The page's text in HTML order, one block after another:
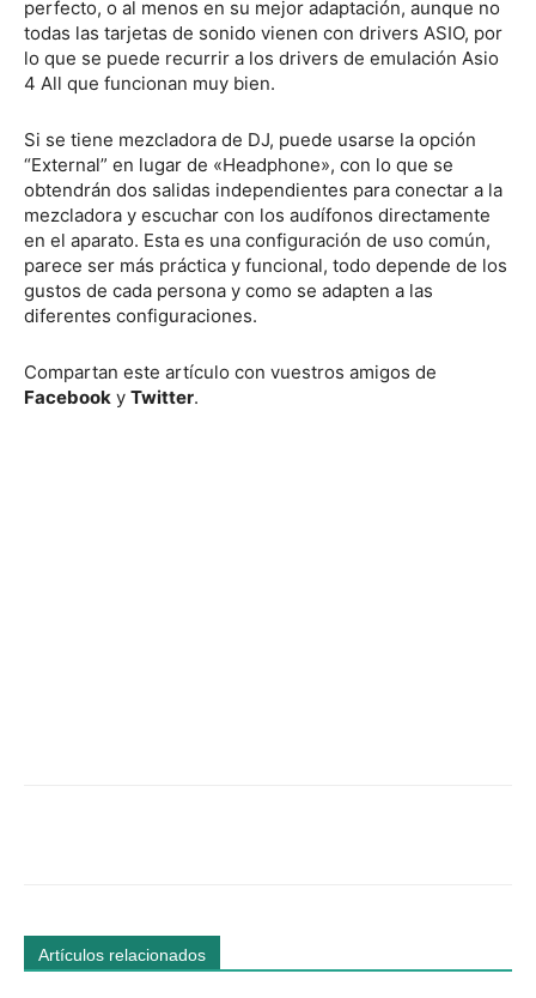
perfecto, o al menos en su mejor adaptación, aunque no
todas las tarjetas de sonido vienen con drivers ASIO, por
lo que se puede recurrir a los drivers de emulación Asio
4 All que funcionan muy bien.
Si se tiene mezcladora de DJ, puede usarse la opción
“External” en lugar de «Headphone», con lo que se
obtendrán dos salidas independientes para conectar a la
mezcladora y escuchar con los audífonos directamente
en el aparato. Esta es una configuración de uso común,
parece ser más práctica y funcional, todo depende de los
gustos de cada persona y como se adapten a las
diferentes configuraciones.
Compartan este artículo con vuestros amigos de
Facebook y Twitter.
Artículos relacionados